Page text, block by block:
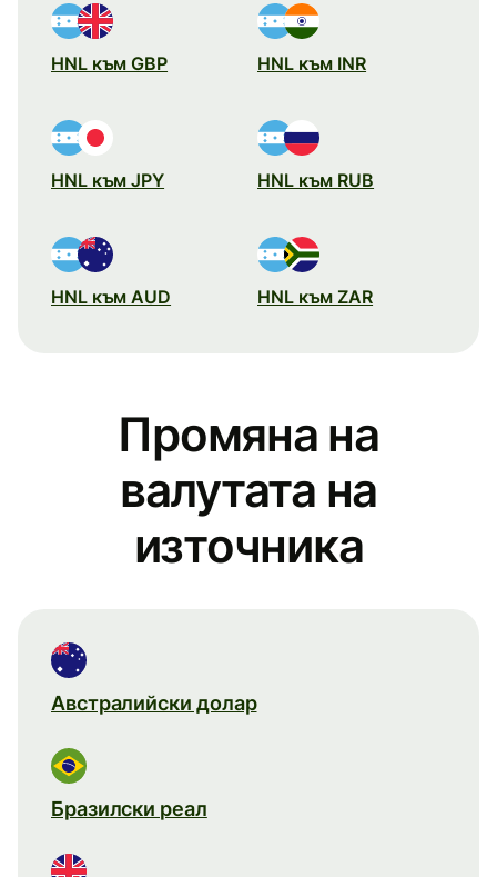
HNL към GBP HNL към INR
HNL към JPY HNL към RUB
HNL към AUD HNL към ZAR
Промяна на
валутата на
източника
Австралийски долар
Бразилски реал